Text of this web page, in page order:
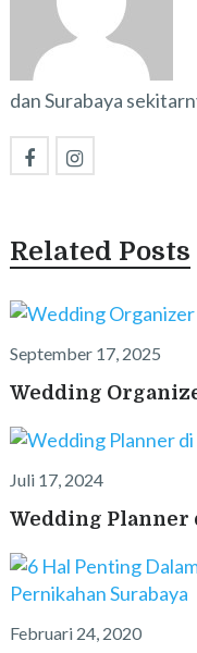
dan Surabaya
Related Posts
September 17, 2025
Wedding
Juli 17, 2024
Wedding Planner
Februari 24, 2020